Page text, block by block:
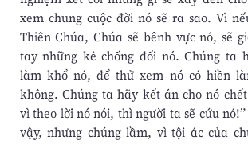
xem chung cuộc đời nó sẽ ra sao. Vì
Thiên Chúa, Chúa sẽ bênh vực nó, sẽ
tay những kẻ chống đối nó. Chúng ta
làm khổ nó, để thử xem nó có hiền
không. Chúng ta hãy kết án cho nó
vì theo lời nó nói, thì người ta sẽ cứu
vậy, nhưng chúng lầm, vì tội ác của